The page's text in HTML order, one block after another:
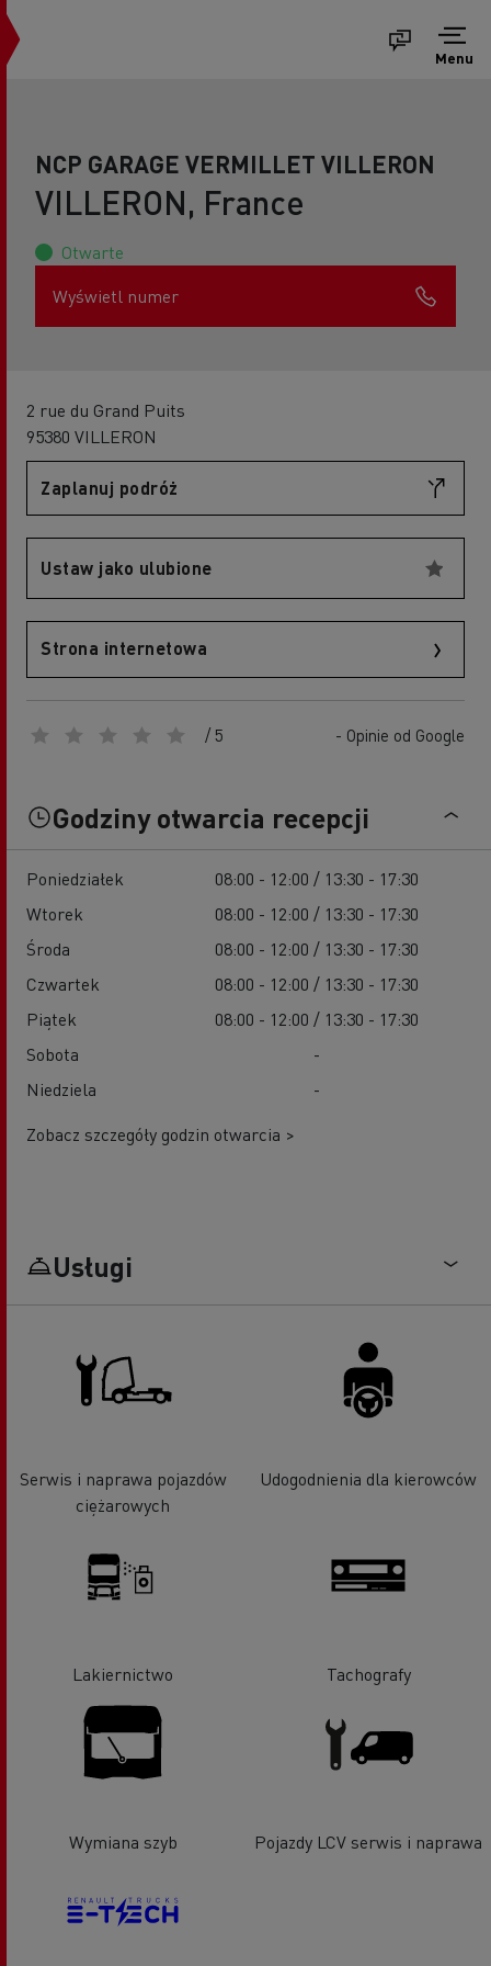
Menu
NCP GARAGE VERMILLET VILLERON
VILLERON, France
Otwarte
Wyświetl numer
2 rue du Grand Puits
95380 VILLERON
Zaplanuj podróż
Ustaw jako ulubione
Strona internetowa
/ 5 - Opinie od Google
Godziny otwarcia recepcji
Poniedziałek
08:00 - 12:00 / 13:30 - 17:30
Wtorek
08:00 - 12:00 / 13:30 - 17:30
Środa
08:00 - 12:00 / 13:30 - 17:30
Czwartek
08:00 - 12:00 / 13:30 - 17:30
Piątek
08:00 - 12:00 / 13:30 - 17:30
Sobota
-
Niedziela
-
Zobacz szczegóły godzin otwarcia >
Usługi
Serwis i naprawa pojazdów
ciężarowych
Udogodnienia dla kierowców
Lakiernictwo Tachografy
Wymiana szyb Pojazdy LCV serwis i naprawa